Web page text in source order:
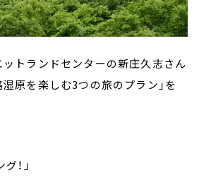
ットランドセンターの新庄久志さん
原を楽しむ3つの旅のプラン」を
！」